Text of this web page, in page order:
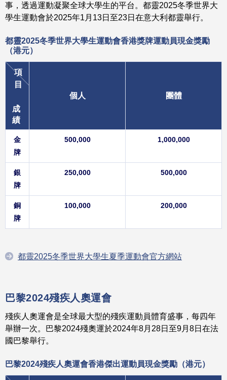
事，透過運動凝聚全球大學生的平台。都靈2025冬季世界大
學生運動會於2025年1月13日至23日在意大利都靈舉行。
都靈2025冬季世界大學生運動會香港獎牌運動員現金獎勵
（港元）
項
目
成
績
個人 團體
金
牌
500,000 1,000,000
銀
牌
250,000 500,000
銅
牌
100,000 200,000
都靈2025冬季世界大學生夏季運動會官方網站
巴黎2024殘疾人奧運會
殘疾人奧運會是全球最大型的殘疾運動員體育盛事，每四年
舉辦一次。巴黎2024殘奧運於2024年8月28日至9月8日在法
國巴黎舉行。
巴黎2024殘疾人奧運會香港傑出運動員現金獎勵 （港元）